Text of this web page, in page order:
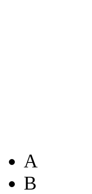
A
B